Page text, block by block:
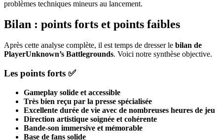
problèmes techniques mineurs au lancement.
Bilan : points forts et points faibles
Après cette analyse complète, il est temps de dresser le bilan de
PlayerUnknown’s Battlegrounds. Voici notre synthèse objective.
Les points forts ✅
Gameplay solide et accessible
Très bien reçu par la presse spécialisée
Excellente durée de vie avec de nombreuses heures de jeu
Direction artistique soignée et cohérente
Bande-son immersive et mémorable
Base de fans solide